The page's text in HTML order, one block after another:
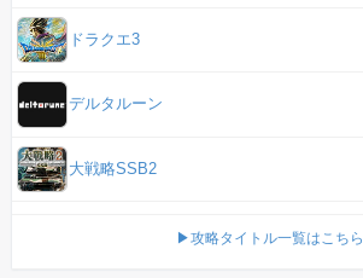
ドラクエ3
デルタルーン
大戦略SSB2
▶攻略タイトル一覧はこちら